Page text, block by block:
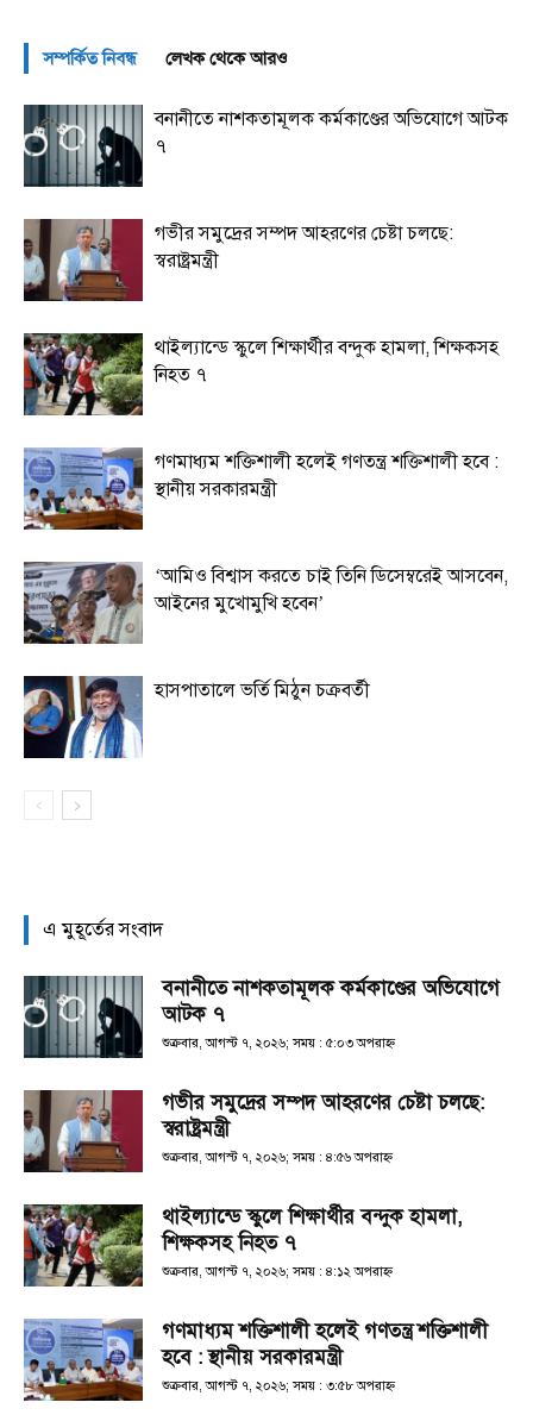
সম্পর্কিত নিবন্ধ লেখক থেকে আরও
বনানীতে নাশকতামূলক কর্মকাণ্ডের অভিযোগে আটক
৭
গভীর সমুদ্রের সম্পদ আহরণের চেষ্টা চলছে:
স্বরাষ্ট্রমন্ত্রী
থাইল্যান্ডে স্কুলে শিক্ষার্থীর বন্দুক হামলা, শিক্ষকসহ
নিহত ৭
গণমাধ্যম শক্তিশালী হলেই গণতন্ত্র শক্তিশালী হবে :
স্থানীয় সরকারমন্ত্রী
‘আমিও বিশ্বাস করতে চাই তিনি ডিসেম্বরেই আসবেন,
আইনের মুখোমুখি হবেন’
হাসপাতালে ভর্তি মিঠুন চক্রবর্তী
এ মুহূর্তের সংবাদ
বনানীতে নাশকতামূলক কর্মকাণ্ডের অভিযোগে
আটক ৭
শুক্রবার, আগস্ট ৭, ২০২৬; সময় : ৫:০৩ অপরাহ্ণ
গভীর সমুদ্রের সম্পদ আহরণের চেষ্টা চলছে:
স্বরাষ্ট্রমন্ত্রী
শুক্রবার, আগস্ট ৭, ২০২৬; সময় : ৪:৫৬ অপরাহ্ণ
থাইল্যান্ডে স্কুলে শিক্ষার্থীর বন্দুক হামলা,
শিক্ষকসহ নিহত ৭
শুক্রবার, আগস্ট ৭, ২০২৬; সময় : ৪:১২ অপরাহ্ণ
গণমাধ্যম শক্তিশালী হলেই গণতন্ত্র শক্তিশালী
হবে : স্থানীয় সরকারমন্ত্রী
শুক্রবার, আগস্ট ৭, ২০২৬; সময় : ৩:৫৮ অপরাহ্ণ